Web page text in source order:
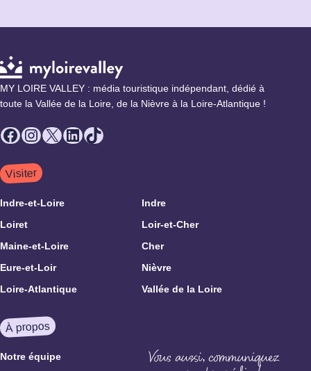
MY LOIRE VALLEY : média touristique indépendant, dédié à
toute la Vallée de la Loire, de la Nièvre à la Loire-Atlantique !
Facebook
Instagram
X LinkedIn
TikTok
Visiter
Indre-et-Loire
Indre
Loiret
Loir-et-Cher
Maine-et-Loire
Cher
Eure-et-Loir
Nièvre
Loire-Atlantique
Vallée de la Loire
À propos
Notre équipe